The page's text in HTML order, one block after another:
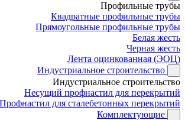
Профильные трубы
Квадратные профильные трубы
Прямоугольные профильные трубы
Белая жесть
Черная жесть
Лента оцинкованная (ЭОЦ)
Индустриальное строительство
Индустриальное строительство
Несущий профнастил для перекрытий
Профнастил для сталебетонных перекрытий
Комплектующие